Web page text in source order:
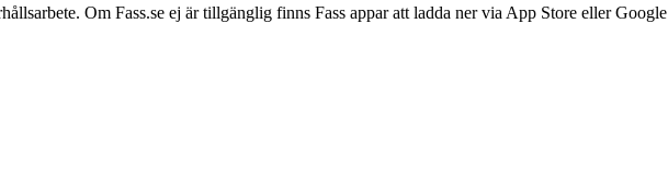
Om Fass.se ej är tillgänglig finns Fass appar att ladda ner via App Store eller